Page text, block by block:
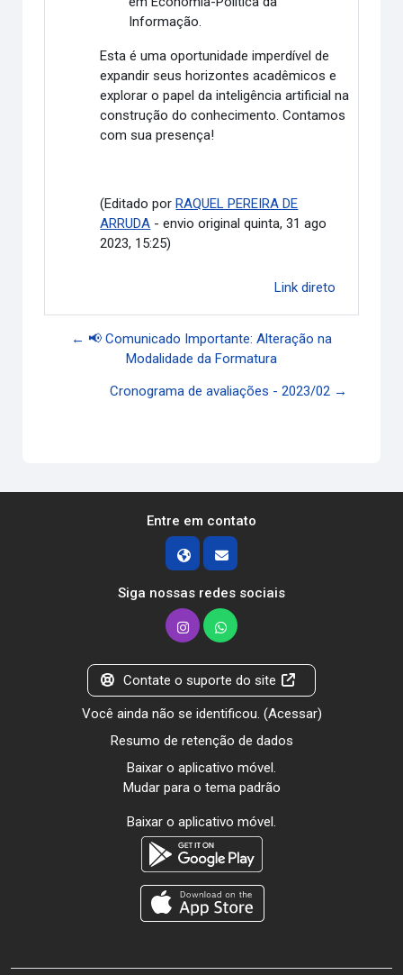
Informação.
Esta é uma oportunidade imperdível de
expandir seus horizontes acadêmicos e
explorar o papel da inteligência artificial na
construção do conhecimento. Contamos
com sua presença!
(Editado porRAQUEL PEREIRA DE
ARRUDA - envio original quinta, 31 ago
2023, 15:25)
Link direto
← 📢 Comunicado Importante: Alteração na
Modalidade da Formatura
Cronograma de avaliações - 2023/02 →
Entre em contato
Siga nossas redes sociais
Contate o suporte do site
Você ainda não se identificou. (Acessar)
Resumo de retenção de dados
Baixar o aplicativo móvel.
Mudar para o tema padrão
Baixar o aplicativo móvel.